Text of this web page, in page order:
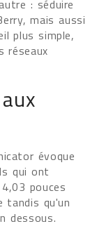
: séduire
mais aussi
plus simple,
réseaux
évoque
qui ont
pouces
tandis qu'un
dessous.